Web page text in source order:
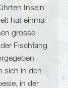
Inseln
hat einmal
grosse
Fischfang
sich in den
in der